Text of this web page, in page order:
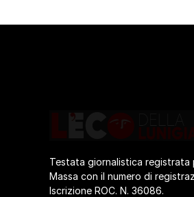
Testata giornalistica registrata
Massa con il numero di
Iscrizione ROC. N. 36086.